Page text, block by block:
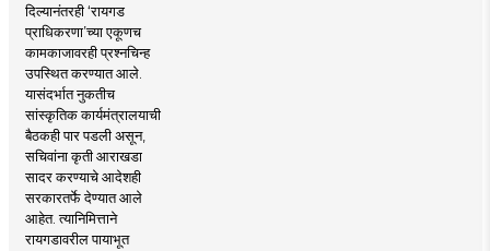
दिल्यानंतरही ‘रायगड
प्राधिकरणा’च्या एकूणच
कामकाजावरही प्रश्नचिन्ह
उपस्थित करण्यात आले.
यासंदर्भात नुकतीच
सांस्कृतिक कार्यमंत्रालयाची
बैठकही पार पडली असून,
सचिवांना कृती आराखडा
सादर करण्याचे आदेशही
सरकारतर्फे देण्यात आले
आहेत. त्यानिमित्ताने
रायगडावरील पायाभूत